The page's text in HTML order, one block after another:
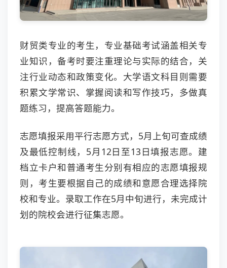
财贸类专业的考生，专业基础考试涵盖相关专
业知识，备考时要注重理论与实际的结合，关
注行业动态和政策变化。大学语文科目则需要
积累文学常识、掌握阅读和写作技巧，多做真
题练习，提高答题能力。
志愿填报采用平行志愿方式，5月上旬可查成绩
及最低控制线，5月12日至13日填报志愿。建
档立卡户和普通考生分别有相应的志愿填报规
则，考生要根据自己的成绩和意愿合理选择院
校和专业。录取工作在5月中旬进行，未完成计
划的院校会进行征集志愿。